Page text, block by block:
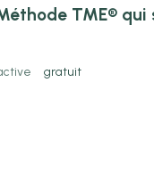
TME®
gratuit